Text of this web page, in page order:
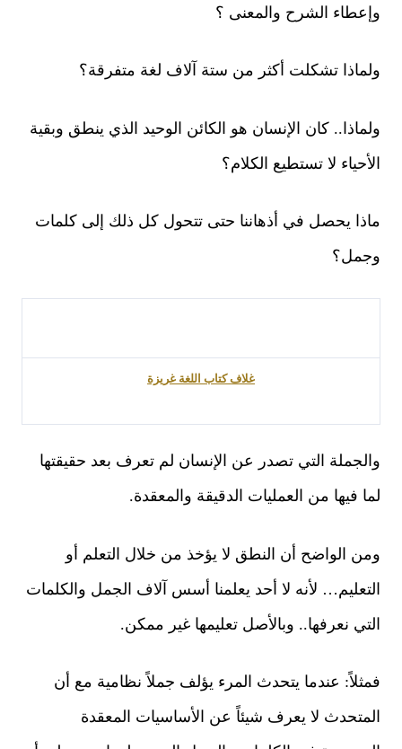
وإعطاء الشرح والمعنى ؟
ولماذا تشكلت أكثر من ستة آلاف لغة متفرقة؟
ولماذا.. كان الإنسان هو الكائن الوحيد الذي ينطق وبقية
الأحياء لا تستطيع الكلام؟
ماذا يحصل في أذهاننا حتى تتحول كل ذلك إلى كلمات
وجمل؟
غلاف كتاب اللغة غريزة
والجملة التي تصدر عن الإنسان لم تعرف بعد حقيقتها
لما فيها من العمليات الدقيقة والمعقدة.
ومن الواضح أن النطق لا يؤخذ من خلال التعلم أو
التعليم… لأنه لا أحد يعلمنا أسس آلاف الجمل والكلمات
التي نعرفها.. وبالأصل تعليمها غير ممكن.
فمثلاً: عندما يتحدث المرء يؤلف جملاً نظامية مع أن
المتحدث لا يعرف شيئاً عن الأساسيات المعقدة